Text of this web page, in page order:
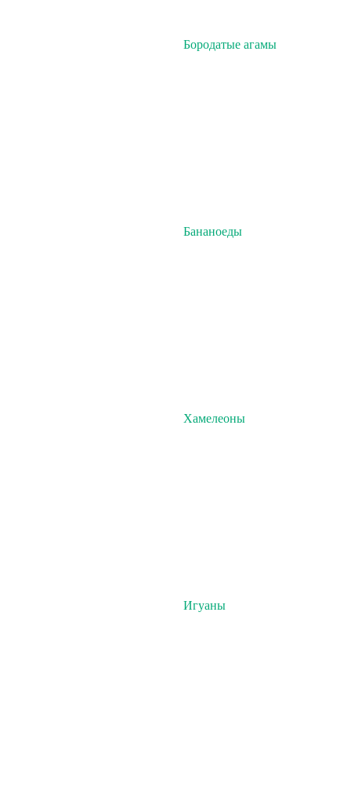
Бородатые агамы
Бананоеды
Хамелеоны
Игуаны